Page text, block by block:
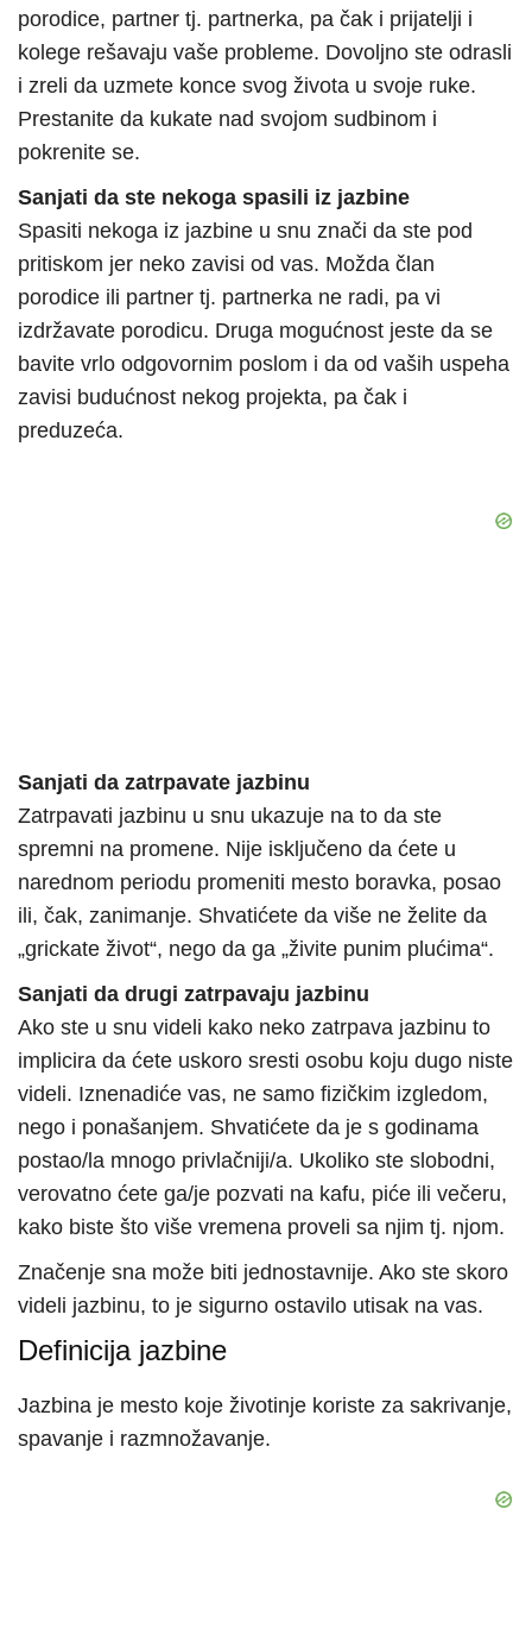
porodice, partner tj. partnerka, pa čak i prijatelji i
kolege rešavaju vaše probleme. Dovoljno ste odrasli
i zreli da uzmete konce svog života u svoje ruke.
Prestanite da kukate nad svojom sudbinom i
pokrenite se.
Sanjati da ste nekoga spasili iz jazbine
Spasiti nekoga iz jazbine u snu znači da ste pod
pritiskom jer neko zavisi od vas. Možda član
porodice ili partner tj. partnerka ne radi, pa vi
izdržavate porodicu. Druga mogućnost jeste da se
bavite vrlo odgovornim poslom i da od vaših uspeha
zavisi budućnost nekog projekta, pa čak i
preduzeća.
Sanjati da zatrpavate jazbinu
Zatrpavati jazbinu u snu ukazuje na to da ste
spremni na promene. Nije isključeno da ćete u
narednom periodu promeniti mesto boravka, posao
ili, čak, zanimanje. Shvatićete da više ne želite da
„grickate život“, nego da ga „živite punim plućima“.
Sanjati da drugi zatrpavaju jazbinu
Ako ste u snu videli kako neko zatrpava jazbinu to
implicira da ćete uskoro sresti osobu koju dugo niste
videli. Iznenadiće vas, ne samo fizičkim izgledom,
nego i ponašanjem. Shvatićete da je s godinama
postao/la mnogo privlačniji/a. Ukoliko ste slobodni,
verovatno ćete ga/je pozvati na kafu, piće ili večeru,
kako biste što više vremena proveli sa njim tj. njom.
Značenje sna može biti jednostavnije. Ako ste skoro
videli jazbinu, to je sigurno ostavilo utisak na vas.
Definicija jazbine
Jazbina je mesto koje životinje koriste za sakrivanje,
spavanje i razmnožavanje.